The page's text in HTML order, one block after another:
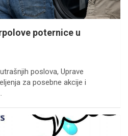
poternice u
poslova, Uprave
za posebne akcije i